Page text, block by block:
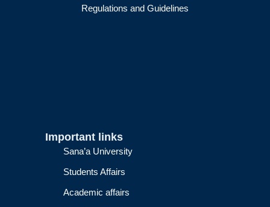
Regulations and Guidelines
Important links
Sana’a University
Students Affairs
Academic affairs